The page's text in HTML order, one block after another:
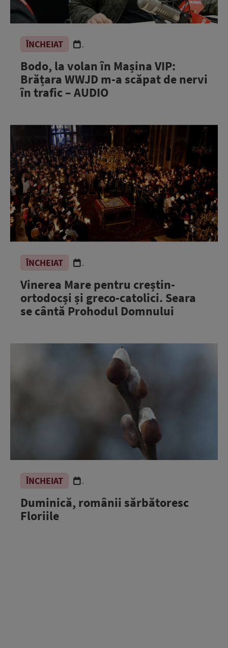
ÎNCHEIAT .
Bodo, la volan în Mașina VIP:
Brățara WWJD m-a scăpat de nervi
în trafic – AUDIO
ÎNCHEIAT .
Vinerea Mare pentru creștin-
ortodocși și greco-catolici. Seara
se cântă Prohodul Domnului
ÎNCHEIAT .
Duminică, românii sărbătoresc
Floriile